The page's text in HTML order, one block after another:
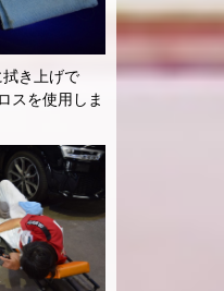
き上げで
スを使用しま